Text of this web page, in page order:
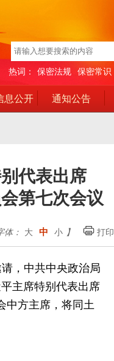
热词： 保密法规 保密常识
息公开 通知公告
代表出席
第七次会议
体： 大 中 小 】 打印
，中共中央政治局
主席特别代表出席
中方主席，将同土